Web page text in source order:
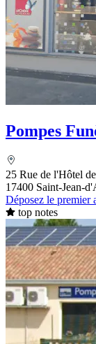
Pompes
25 Rue de l'Hôtel
17400 Saint-Jean-
Déposez le premier
top notes